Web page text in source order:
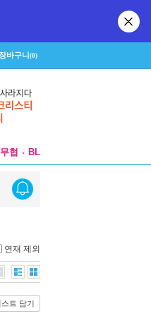
장바구니(0)
협 BL
연재 제외
트 담기